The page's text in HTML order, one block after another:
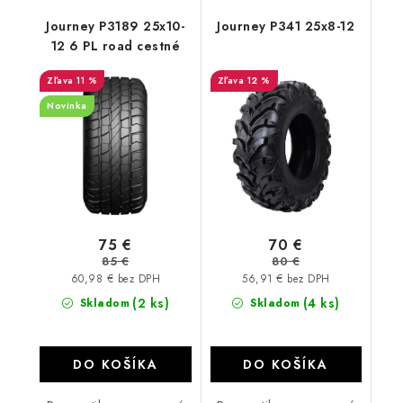
Journey P3189 25x10-
12 6 PL road cestné
11 %
Novinka
Skladom (2 ks)
60,98 € bez DPH
75 €
85 €
DO KOŠÍKA
Journey P341 25x8-12
12 %
Skladom (4 ks)
56,91 € bez DPH
70 €
80 €
DO KOŠÍKA